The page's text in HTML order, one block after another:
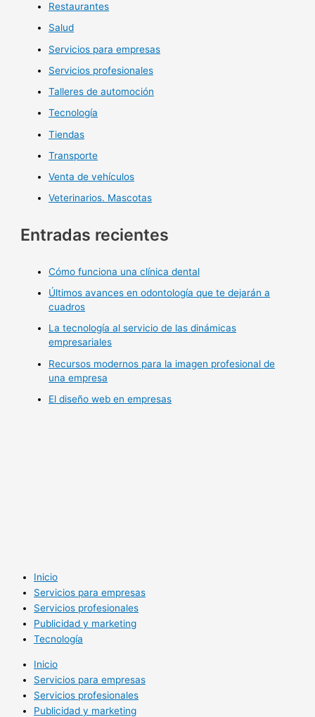
Restaurantes
Salud
Servicios para empresas
Servicios profesionales
Talleres de automoción
Tecnología
Tiendas
Transporte
Venta de vehículos
Veterinarios. Mascotas
Entradas recientes
Cómo funciona una clínica dental
Últimos avances en odontología que te dejarán a
cuadros
La tecnología al servicio de las dinámicas
empresariales
Recursos modernos para la imagen profesional de
una empresa
El diseño web en empresas
Inicio
Servicios para empresas
Servicios profesionales
Publicidad y marketing
Tecnología
Inicio
Servicios para empresas
Servicios profesionales
Publicidad y marketing